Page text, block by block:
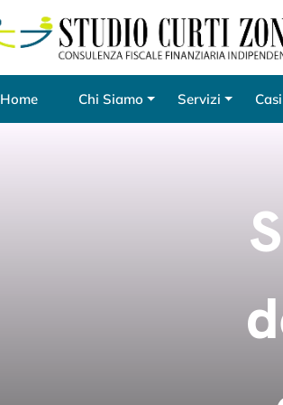
Home Chi Siamo Servizi